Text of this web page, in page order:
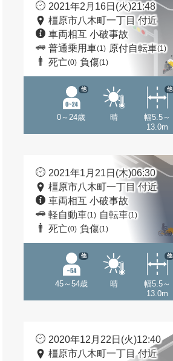
2021年2月16日(火)21:48
橿原市八木町一丁目 付近
車両相互 小破事故
普通乗用車(1) 原付自転車(1)
死亡(0) 負傷(1)
0～24歳
他
晴
幅5.5～
13.0m
他
2021年1月21日(木)06:30
橿原市八木町一丁目 付近
車両相互 小破事故
軽自動車(1) 自転車(1)
死亡(0) 負傷(1)
45～54歳
他
晴
幅5.5～
13.0m
他
2020年12月22日(火)12:40
橿原市八木町一丁目 付近